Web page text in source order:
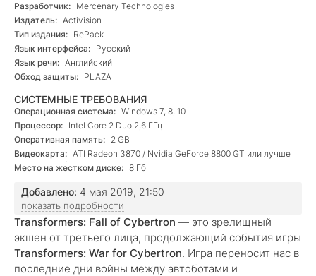
Разработчик: Mercenary Technologies
Издатель: Activision
Тип издания: RePack
Язык интерфейса: Русский
Язык речи: Английский
Обход защиты: PLAZA
СИСТЕМНЫЕ ТРЕБОВАНИЯ
Операционная система: Windows 7, 8, 10
Процессор: Intel Core 2 Duo 2,6 ГГц
Оперативная память: 2 GB
Видеокарта: ATI Radeon 3870 / Nvidia GeForce 8800 GT или лучше
DirectX 9.0c / DirectX 10
Место на жестком диске: 8 Гб
Добавлено: 4 мая 2019, 21:50
показать подробности
Transformers: Fall of Cybertron — это зрелищный
экшен от третьего лица, продолжающий события игры
Transformers: War for Cybertron. Игра переносит нас в
последние дни войны между автоботами и